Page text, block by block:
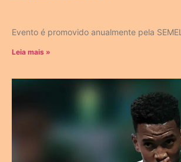
Evento é promovido anualmente pela SEMEL
Leia mais »